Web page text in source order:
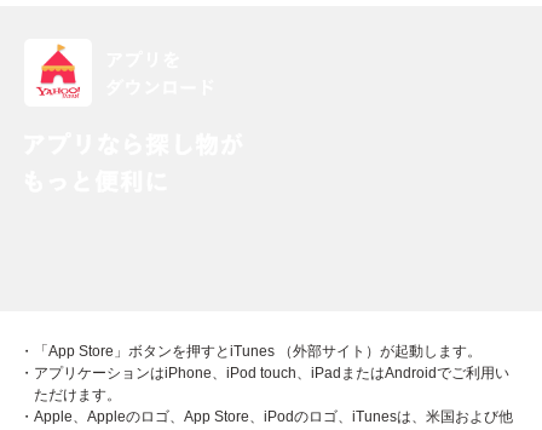
・「App Store」ボタンを押すとiTunes （外部サイト）が起動します。
・アプリケーションはiPhone、iPod touch、iPadまたはAndroidでご利用い
ただけます。
・Apple、Appleのロゴ、App Store、iPodのロゴ、iTunesは、米国および他